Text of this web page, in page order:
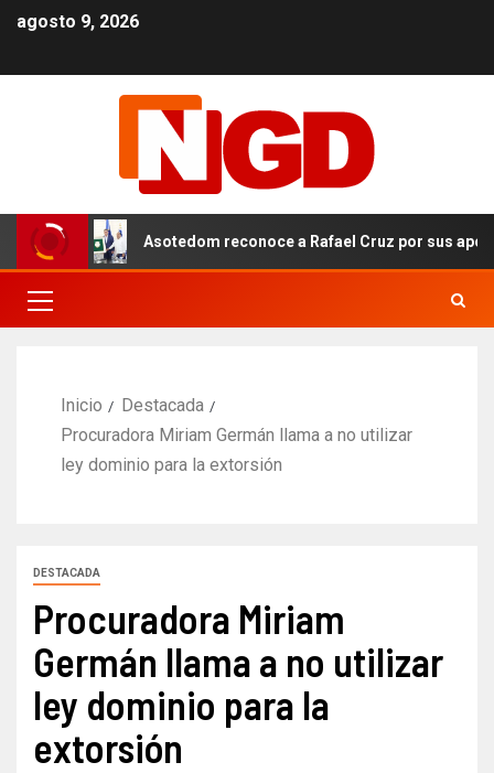
agosto 9, 2026
Asotedom reconoce a Rafael Cruz por sus aportes
Inicio
Destacada
Procuradora Miriam Germán llama a no utilizar
ley dominio para la extorsión
DESTACADA
Procuradora Miriam
Germán llama a no utilizar
ley dominio para la
extorsión